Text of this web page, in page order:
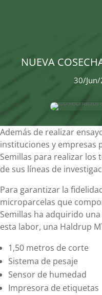
NUEVA
30/
Además de realizar
instituciones y empresas
Semillas para realizar los
de sus líneas de
Para garantizar la
microparcelas que
Semillas ha adquirido
esta labor, una Haldrup
1,50 metros de corte
Sistema de pesaje
Sensor de humedad
Impresora de etiquetas